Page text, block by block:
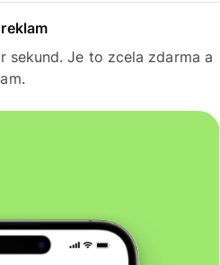
sekund. Je to zcela zdarma a